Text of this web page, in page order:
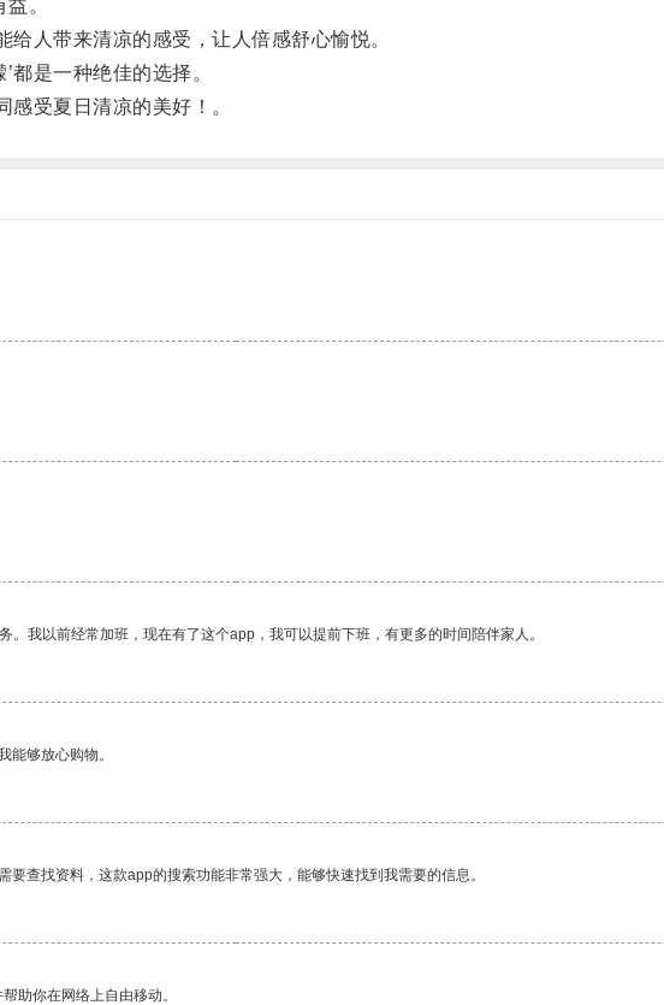
。
人带来清凉的感受，让人倍感舒心愉悦。
是一种绝佳的选择。
受夏日清凉的美好！。
我以前经常加班，现在有了这个app，我可以提前下班，有更多的时间陪伴家人。
能够放心购物。
查找资料，这款app的搜索功能非常强大，能够快速找到我需要的信息。
助你在网络上自由移动。